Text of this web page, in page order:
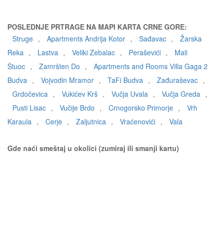
POSLEDNJE PRTRAGE NA MAPI KARTA CRNE GORE:
Struge , Apartments Andrija Kotor , Sađavac ,
Žarska
Reka , Lastva , Veliki Zebalac , Peraševići ,
Mali
Štuoc , Zamršten Do ,
Apartments and Rooms Villa Gaga 2
Budva , Vojvodin Mramor , TaFi Budva , Zađuraševac ,
Grdočevica , Vukićev Krš , Vučja Uvala , Vučja Greda ,
Pusti Lisac , Vučije Brdo , Crnogorsko Primorje ,
Vrh
Karaula , Cerje , Zaljutnica , Vraćenovići , Vala
Gde naći smeštaj u okolici (zumiraj ili smanji kartu)